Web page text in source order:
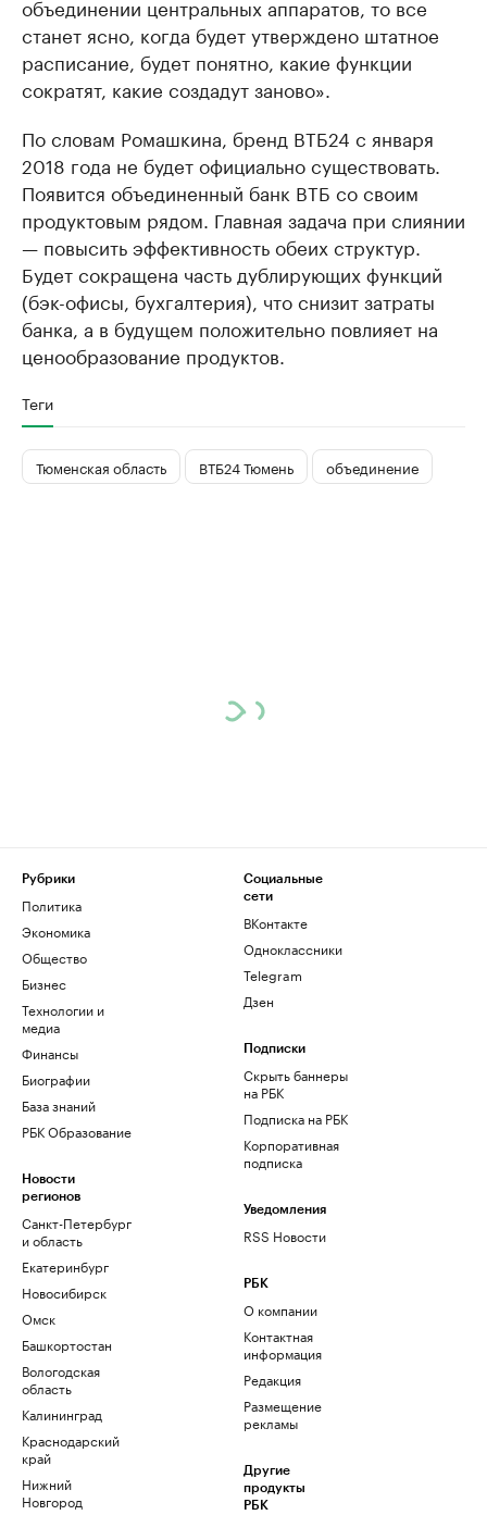
объединении центральных аппаратов, то все
станет ясно, когда будет утверждено штатное
расписание, будет понятно, какие функции
сократят, какие создадут заново».
По словам Ромашкина, бренд ВТБ24 с января
2018 года не будет официально существовать.
Появится объединенный банк ВТБ со своим
продуктовым рядом. Главная задача при слиянии
— повысить эффективность обеих структур.
Будет сокращена часть дублирующих функций
(бэк-офисы, бухгалтерия), что снизит затраты
банка, а в будущем положительно повлияет на
ценообразование продуктов.
Теги
Тюменская область ВТБ24 Тюмень объединение
Рубрики
Политика
Экономика
Общество
Бизнес
Технологии и
медиа
Финансы
Биографии
База знаний
РБК Образование
Новости
регионов
Санкт-Петербург
и область
Екатеринбург
Новосибирск
Омск
Башкортостан
Вологодская
область
Калининград
Краснодарский
край
Нижний
Новгород
Социальные
сети
ВКонтакте
Одноклассники
Telegram
Дзен
Подписки
Скрыть баннеры
на РБК
Подписка на РБК
Корпоративная
подписка
Уведомления
RSS Новости
РБК
О компании
Контактная
информация
Редакция
Размещение
рекламы
Другие
продукты
РБК